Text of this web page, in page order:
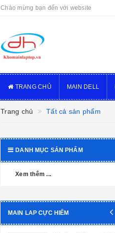
Chào mừng bạn đến với website
TRANG CHỦ MAIN DELL
Trang chủ Tất cả sản phẩm
DANH MỤC SẢN PHẨM
Xem thêm ...
MAIN LAP CỰC HIẾM